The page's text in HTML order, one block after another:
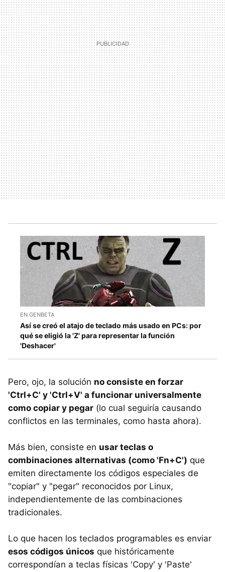
EN GENBETA
Así se creó el atajo de teclado más usado en PCs: por
qué se eligió la 'Z' para representar la función
'Deshacer'
Pero, ojo, la solución no consiste en forzar
'Ctrl+C' y 'Ctrl+V' a funcionar universalmente
como copiar y pegar (lo cual seguiría causando
conflictos en las terminales, como hasta ahora).
Más bien, consiste en usar teclas o
combinaciones alternativas (como 'Fn+C') que
emiten directamente los códigos especiales de
"copiar" y "pegar" reconocidos por Linux,
independientemente de las combinaciones
tradicionales.
Lo que hacen los teclados programables es enviar
esos códigos únicos que históricamente
correspondían a teclas físicas 'Copy' y 'Paste'